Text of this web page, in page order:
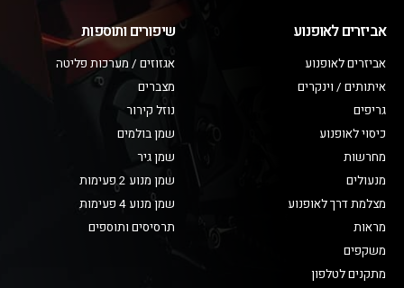
אביזרים לאופנוע
אביזרים לאופנוע
איתותים / וינקרים
גריפים
כיסוי לאופנוע
מחרשות
מנעולים
מצלמת דרך לאופנוע
מראות
משקפים
מתקנים לטלפון
שיפורים ותוספות
אגזוזים / מערכות פליטה
מצברים
נוזל קירור
שמן בולמים
שמן גיר
שמן מנוע 2 פעימות
שמן מנוע 4 פעימות
תרסיסים ותוספים